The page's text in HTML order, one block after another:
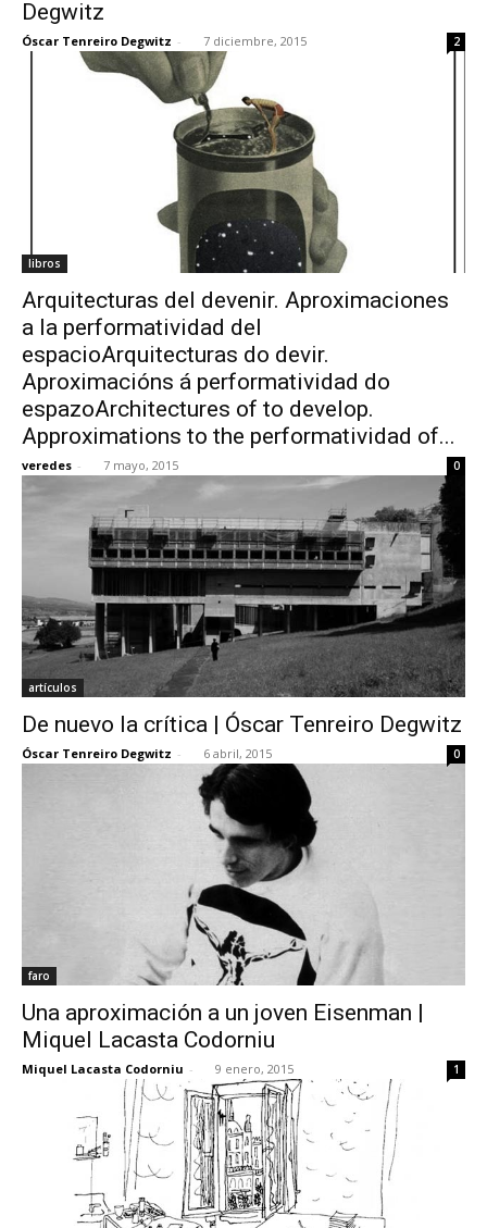
Degwitz
Óscar Tenreiro Degwitz - 7 diciembre, 2015 2
libros
Arquitecturas del devenir. Aproximaciones
a la performatividad del
espacioArquitecturas do devir.
Aproximacións á performatividad do
espazoArchitectures of to develop.
Approximations to the performatividad of...
veredes - 7 mayo, 2015 0
artículos
De nuevo la crítica | Óscar Tenreiro Degwitz
Óscar Tenreiro Degwitz - 6 abril, 2015 0
faro
Una aproximación a un joven Eisenman |
Miquel Lacasta Codorniu
Miquel Lacasta Codorniu - 9 enero, 2015 1